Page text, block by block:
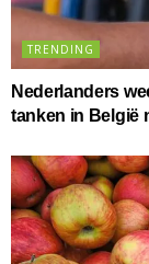
TRENDING
Nederlanders
tanken in België